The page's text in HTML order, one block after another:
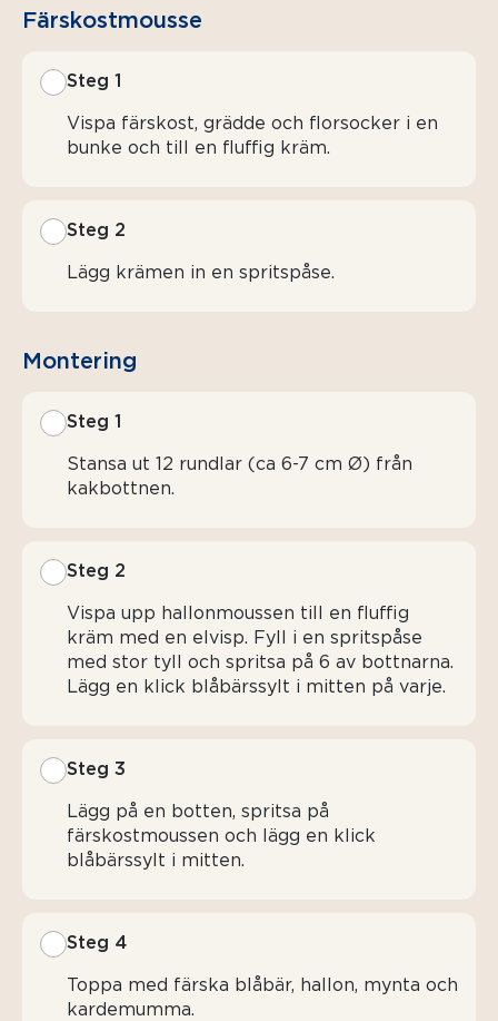
Färskostmousse
Steg 1
Vispa färskost, grädde och florsocker i en
bunke och till en fluffig kräm.
Steg 2
Lägg krämen in en spritspåse.
Montering
Steg 1
Stansa ut 12 rundlar (ca 6-7 cm Ø) från
kakbottnen.
Steg 2
Vispa upp hallonmoussen till en fluffig
kräm med en elvisp. Fyll i en spritspåse
med stor tyll och spritsa på 6 av bottnarna.
Lägg en klick blåbärssylt i mitten på varje.
Steg 3
Lägg på en botten, spritsa på
färskostmoussen och lägg en klick
blåbärssylt i mitten.
Steg 4
Toppa med färska blåbär, hallon, mynta och
kardemumma.